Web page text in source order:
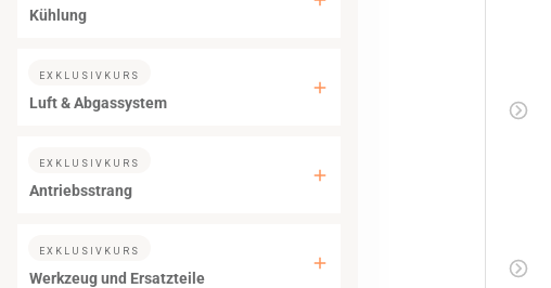
Kühlung
EXKLUSIVKURS
Luft & Abgassystem
EXKLUSIVKURS
Antriebsstrang
EXKLUSIVKURS
Werkzeug und Ersatzteile